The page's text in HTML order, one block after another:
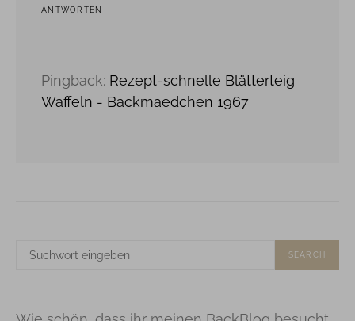
ANTWORTEN
Pingback: Rezept-schnelle Blätterteig
Waffeln - Backmaedchen 1967
SUCHE
SEARCH